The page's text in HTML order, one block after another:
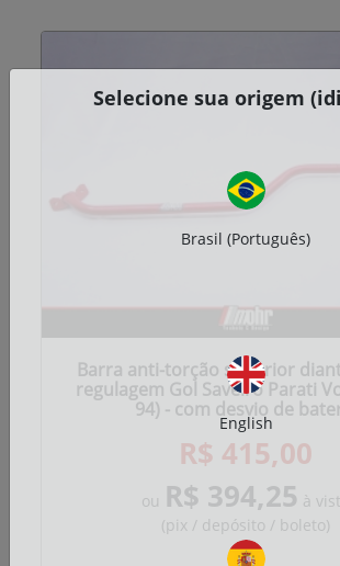
Barra anti-torção superior
regulagem Gol Saveiro Parati
94) - com desvio de
R$ 415,00
ou R$ 394,25 à
(pix / depósito / boleto)
Selecione sua origem
Brasil (Português)
English